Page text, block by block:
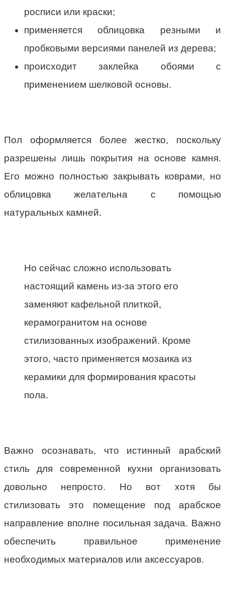
росписи или краски;
применяется облицовка резными и
пробковыми версиями панелей из дерева;
происходит заклейка обоями с
применением шелковой основы.
Пол оформляется более жестко, поскольку
разрешены лишь покрытия на основе камня.
Его можно полностью закрывать коврами, но
облицовка желательна с помощью
натуральных камней.
Но сейчас сложно использовать
настоящий камень из-за этого его
заменяют кафельной плиткой,
керамогранитом на основе
стилизованных изображений. Кроме
этого, часто применяется мозаика из
керамики для формирования красоты
пола.
Важно осознавать, что истинный арабский
стиль для современной кухни организовать
довольно непросто. Но вот хотя бы
стилизовать это помещение под арабское
направление вполне посильная задача. Важно
обеспечить правильное применение
необходимых материалов или аксессуаров.